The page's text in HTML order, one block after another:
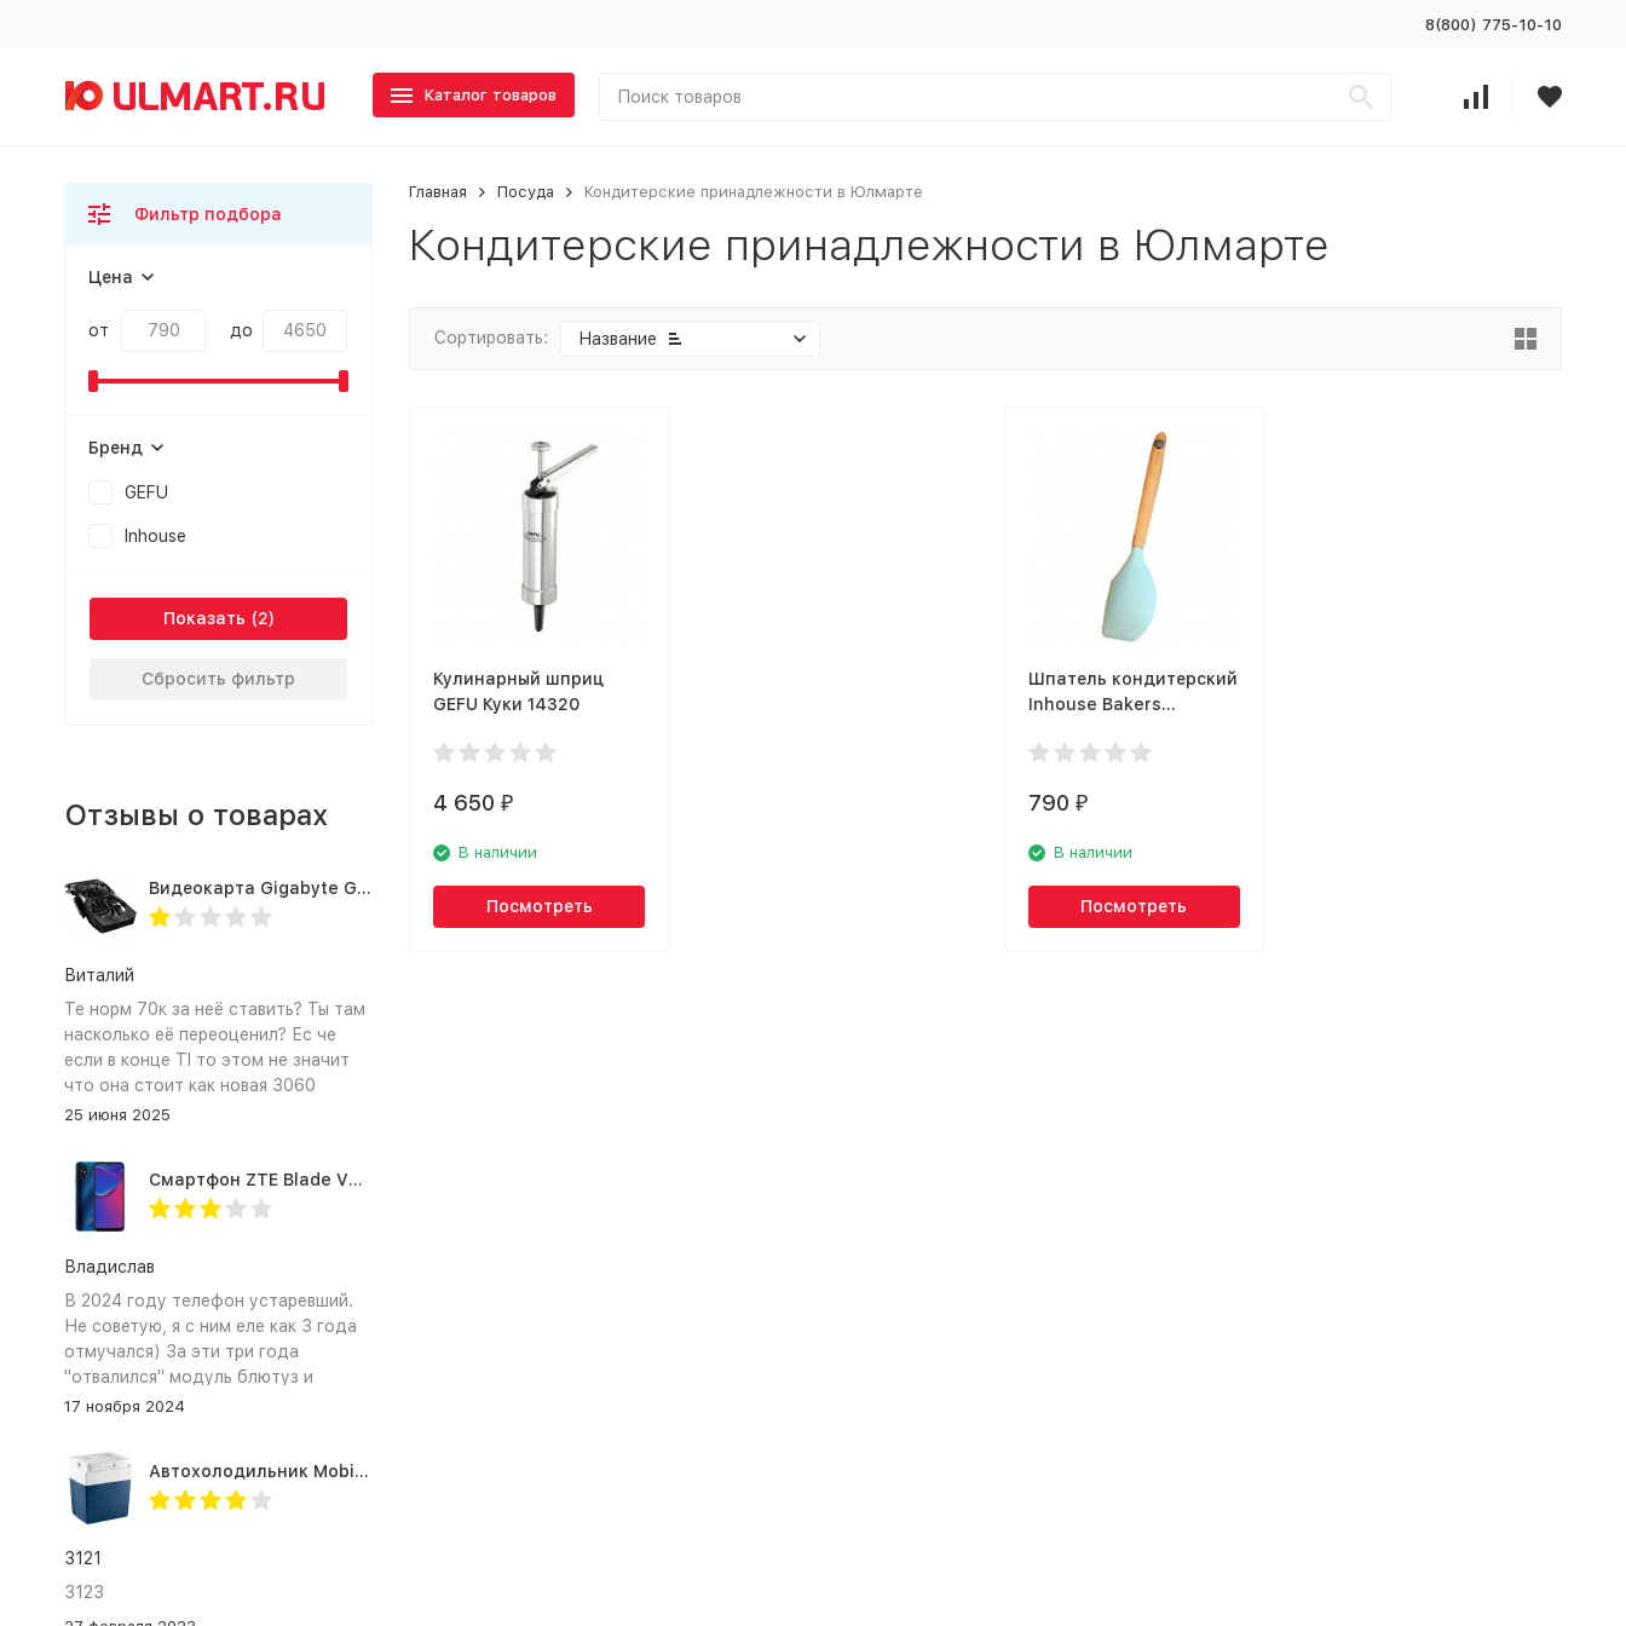
8(800) 775-10-10
Каталог товаров
Главная Посуда Кондитерские принадлежности в Юлмарте
Кондитерские принадлежности в Юлмарте
Сортировать: Название
Кулинарный шприц
GEFU Куки 14320
4 650 ₽
В наличии
Посмотреть
Шпатель кондитерский
Inhouse Bakers
790 ₽
В наличии
Посмотреть
Фильтр подбора
Цена
от до
Бренд
GEFU
Inhouse
Показать
Сбросить фильтр
Отзывы о товарах
Видеокарта Gigabyte GTX1660TI 6GB (GV-N166TOC-6GD 1.0A)
Виталий
Те норм 70к за неё ставить? Ты там
насколько её переоценил? Ес че
если в конце TI то этом не значит
что она стоит как новая 3060
25 июня 2025
Смартфон ZTE Blade V2020 Smart 64 Гб синий
Владислав
В 2024 году телефон устаревший.
Не советую, я с ним еле как 3 года
отмучался) За эти три года
"отвалился" модуль блютуз и
сканер отпечатка пальца
17 ноября 2024
Автохолодильник Mobicool MV26 AC/DC
3121
3123